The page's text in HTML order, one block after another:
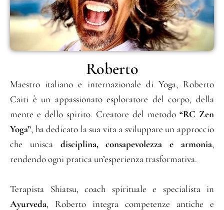
Roberto
Maestro italiano e internazionale di Yoga, Roberto
Caiti è un appassionato esploratore del corpo, della
mente e dello spirito. Creatore del metodo “RC Zen
Yoga”, ha dedicato la sua vita a sviluppare un approccio
che unisca disciplina, consapevolezza e armonia,
rendendo ogni pratica un’esperienza trasformativa.
Terapista Shiatsu, coach spirituale e specialista in
Ayurveda, Roberto integra competenze antiche e